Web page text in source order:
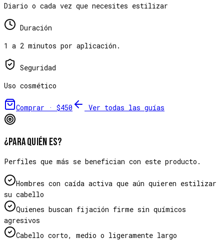
Diario o cada vez que necesites estilizar
Duración
1 a 2 minutos por aplicación.
Seguridad
Uso cosmético
Comprar · $450 Ver todas las guías
¿Para quién es?
Perfiles que más se benefician con este producto.
Hombres con caída activa que aún quieren estilizar
su cabello
Quienes buscan fijación firme sin químicos
agresivos
Cabello corto, medio o ligeramente largo